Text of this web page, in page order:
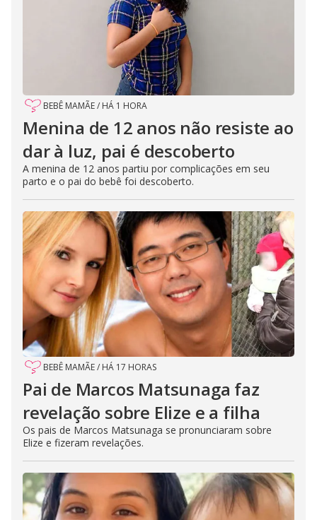
BEBÊ MAMÃE/ HÁ 1 HORA
Menina de 12 anos não resiste ao
dar à luz, pai é descoberto
A menina de 12 anos partiu por complicações em seu
parto e o pai do bebê foi descoberto.
BEBÊ MAMÃE/ HÁ 17 HORAS
Pai de Marcos Matsunaga faz
revelação sobre Elize e a filha
Os pais de Marcos Matsunaga se pronunciaram sobre
Elize e fizeram revelações.